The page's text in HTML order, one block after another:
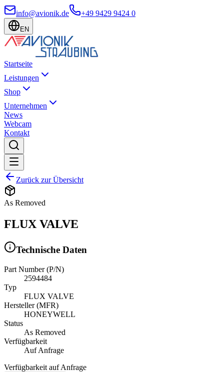
info@avionik.de +49 9429 9424 0
EN
Startseite
Leistungen
Shop
Unternehmen
News
Webcam
Kontakt
Zurück zur Übersicht
As Removed
FLUX VALVE
Technische Daten
Part Number (P/N)
2594484
Typ
FLUX VALVE
Hersteller (MFR)
HONEYWELL
Status
As Removed
Verfügbarkeit
Auf Anfrage
Verfügbarkeit auf Anfrage